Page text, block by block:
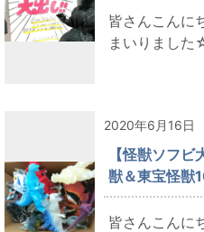
皆さんこんに
まいりました
2020年6月16日
【怪獣ソフ
獣＆東宝怪獣
皆さんこんに